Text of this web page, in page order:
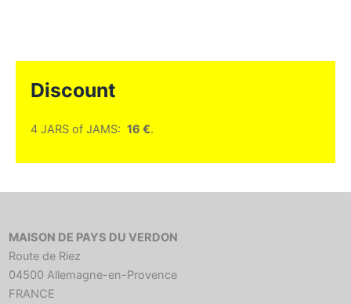
Discount
4 JARS of JAMS: 16 €.
MAISON DE PAYS DU VERDON
Route de Riez
04500 Allemagne-en-Provence
FRANCE